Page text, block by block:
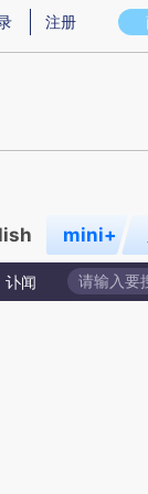
偏差。不代表财新
注册
mini+
讣闻